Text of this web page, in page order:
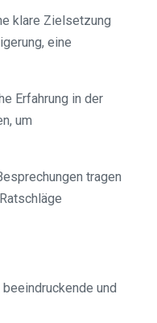
klare Zielsetzung
eine
Erfahrung in der
um
tragen
und